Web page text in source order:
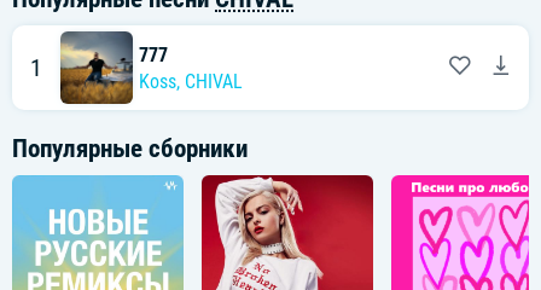
1
777
Koss, CHIVAL
Популярные сборники